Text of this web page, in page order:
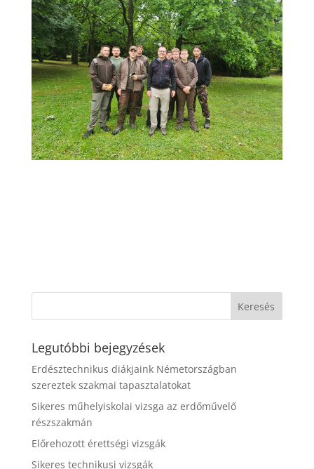
Legutóbbi bejegyzések
Erdésztechnikus diákjaink Németországban
szereztek szakmai tapasztalatokat
Sikeres műhelyiskolai vizsga az erdőművelő
részszakmán
Előrehozott érettségi vizsgák
Sikeres technikusi vizsgák